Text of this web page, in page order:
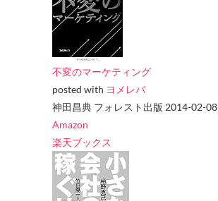
不変のマーケティング
posted with ヨメレバ
神田昌典 フォレスト出版 2014-02-08
Amazon
楽天ブックス